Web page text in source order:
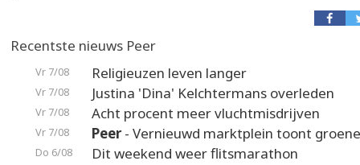
Recentste nieuws Peer
Vr 7/08 Religieuzen leven langer
Vr 7/08 Justina 'Dina' Kelchtermans overleden
Vr 7/08 Acht procent meer vluchtmisdrijven
Vr 7/08 Peer- Vernieuwd marktplein toont
Do 6/08 Dit weekend weer flitsmarathon